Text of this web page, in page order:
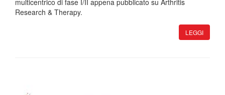
multicentrico di fase I/II appena pubblicato su Arthritis
Research & Therapy.
LEGGI